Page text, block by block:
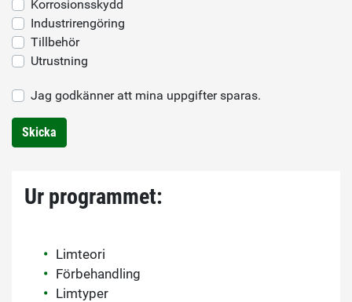
Korrosionsskydd
Industrirengöring
Tillbehör
Utrustning
Jag godkänner att mina uppgifter sparas.
Skicka
Ur programmet:
Limteori
Förbehandling
Limtyper